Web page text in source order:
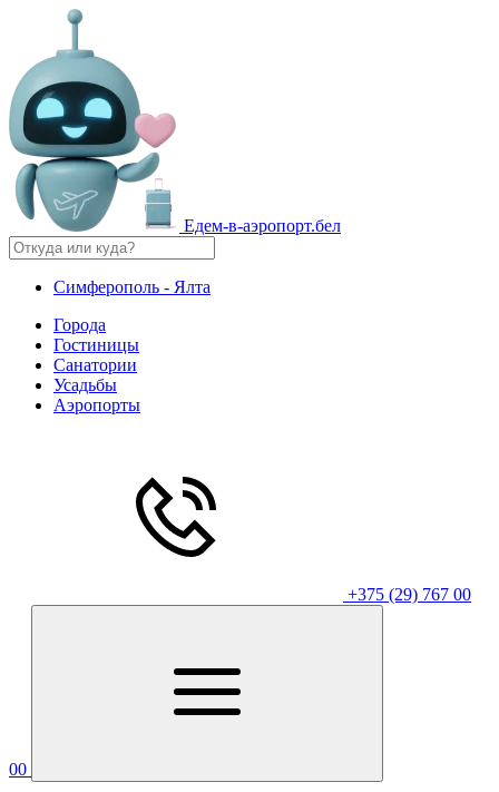
Едем-в-аэропорт.бел
Симферополь - Ялта
Города
Гостиницы
Санатории
Усадьбы
Аэропорты
+375 (29) 767 00
00